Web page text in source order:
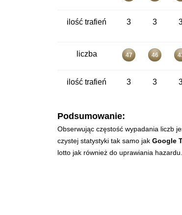
ilość trafień 3 3
liczba 47 46
ilość trafień 3 3
Podsumowanie:
Obserwując częstość wypadania liczb
czystej statystyki tak samo jak Google
lotto jak również do uprawiania